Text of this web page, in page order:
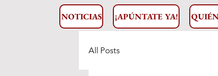
NOTICIAS ¡APÚNTATE YA!
All Posts